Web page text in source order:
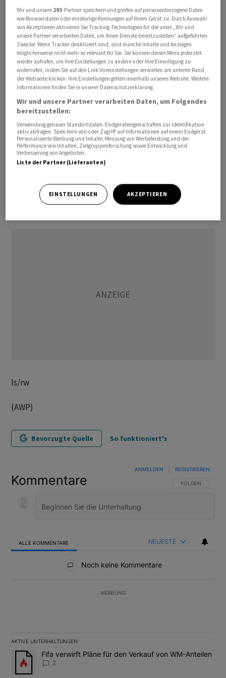
Strasse von Bab al Mandab am Horn von Afrika auf ihre
Agenda gesetzt. Das iranische Verhandlungsteam werde
«Gespräche und den Austausch von Dokumenten über
Vermittler» aussetzen, so Tasnim.
Der SMI notiert kurz nach 15.30 Uhr 1,6 Prozent tiefer
auf rund 13'330 Punkten. Auch die anderen
europäischen Indizes geben deutlich nach. Gleichzeitig
steigt der Preis für ein Fass der Sorte Brent um gut 5
Prozent auf über 95 US-Dollar an.
Für schlechte Stimmung im Ringen um
Friedensverhandlungen hatte am Montag schon davor
gesorgt. Der Iran forderte daraufhin ausdrücklich, dass
die Waffenruhe zwischen den USA und dem Iran
ls/rw
(AWP)
Bevorzugte Quelle So funktioniert's
Kommentare FOLGE DIESER
FOLGEN
ANMELDEN REGISTRIEREN
ALLE KOMMENTARE NEUESTE
Noch keine Kommentare
WERBUNG
AKTIVE UNTERHALTUNGEN
Das Folgende ist eine Liste der am meisten kommentierten
Ein Trendartikel mit dem Titel "Fifa verwirft Pläne für den
Fifa verwirft Pläne für den Verkauf von WM-Anteilen
2
Wir und unsere 293-Partner speichern und greifen auf personenbezogene Daten
wie Browserdaten oder eindeutige Kennungen auf Ihrem Gerät zu. Durch Auswahl
von Akzeptieren aktivieren Sie Tracking-Technologien für die unter „Wir und
unsere Partner verarbeiten Daten, um Ihnen Dienste bereitzustellen“ aufgeführten
Zwecke. Wenn Tracker deaktiviert sind, sind manche Inhalte und Anzeigen
möglicherweise nicht mehr so relevant für Sie. Sie können dieses Menü jederzeit
wieder aufrufen, um Ihre Einstellungen zu ändern oder Ihre Einwilligung zu
widerrufen, indem Sie auf den Link Voreinstellungen verwalten am unteren Rand
der Webseite klicken. Ihre Einstellungen gelten innerhalb unseres Website. Weitere
Informationen finden Sie in unserer Datenschutzerklärung.
Wir und unsere Partner verarbeiten Daten, um Folgendes
bereitzustellen:
Verwendung genauer Standortdaten. Endgeräteeigenschaften zur Identifikation
aktiv abfragen. Speichern von oder Zugriff auf Informationen auf einem Endgerät.
Personalisierte Werbung und Inhalte, Messung von Werbeleistung und der
Performance von Inhalten, Zielgruppenforschung sowie Entwicklung und
Verbesserung von Angeboten.
Liste der Partner (Lieferanten)
EINSTELLUNGEN AKZEPTIEREN